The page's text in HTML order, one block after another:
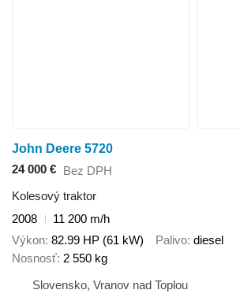
John Deere 5720
24 000 € Bez DPH
Kolesový traktor
2008
11 200 m/h
Výkon 82.99 HP (61 kW) Palivo diesel
Nosnosť 2 550 kg
Slovensko, Vranov nad Toplou